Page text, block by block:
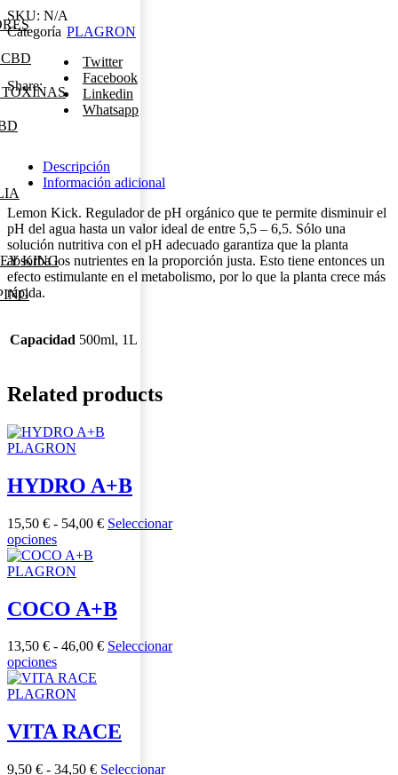
KING
SKU: N/A
Categoría PLAGRON
Share:
Twitter
Facebook
Linkedin
Whatsapp
Descripción
Información adicional
Lemon Kick. Regulador de pH orgánico que te permite disminuir el
pH del agua hasta un valor ideal de entre 5,5 – 6,5. Sólo una
solución nutritiva con el pH adecuado garantiza que la planta
absorba los nutrientes en la proporción justa. Esto tiene entonces un
efecto estimulante en el metabolismo, por lo que la planta crece más
rápida.
Capacidad 500ml, 1L
Related products
PLAGRON
HYDRO A+B
15,50 € - 54,00 €Rango
hasta
54,00 €
Seleccionar
opcionesEste
producto
tiene
variantes.
Las
se
pueden
elegir
en
página
de
producto
PLAGRON
COCO A+B
13,50 € - 46,00 €Rango
hasta
46,00 €
Seleccionar
opcionesEste
producto
tiene
variantes.
Las
PLAGRON
VITA RACE
9,50 € - 34,50 €Rango
Seleccionar